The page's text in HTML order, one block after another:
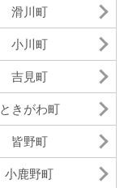
滑川町
小川町
吉見町
ときがわ町
皆野町
小鹿野町